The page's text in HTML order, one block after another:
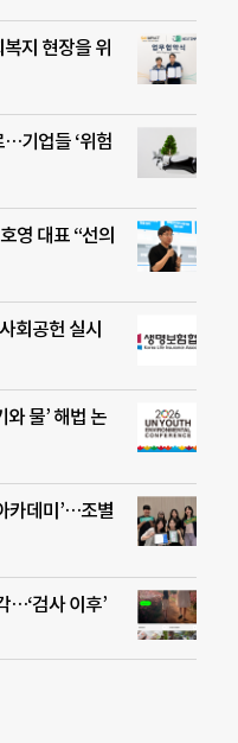
지 현장을 위
기업들 ‘위험
영 대표 “선의
회공헌 실시
물’ 해법 논
카데미’…조별
…‘검사 이후’